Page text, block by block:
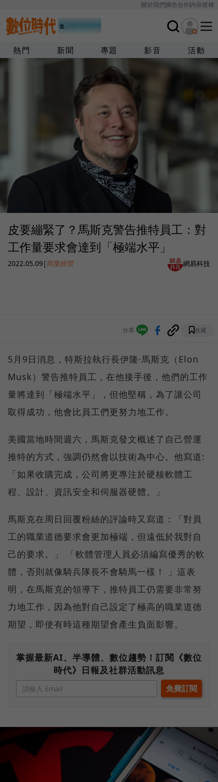
關於我們廣告合作內容授權
熱門 新聞 專題 影音 活動
皮要繃緊了？馬斯克警告推特員工：對
工作量要求會達到「極端水平」
2022.05.09|商業經營 網易科技
分享 收藏
5月9日消息，特斯拉執行長伊隆·馬斯克（Elon
Musk）警告推特員工，在他接手後，他們的工作
量將達到「極端水平」，但他堅稱，為了讓公司
取得成功，他會比員工們更努力地工作。
美國當地時間週六，馬斯克發文概述了自己營運
推特的方式，強調仍然會以技術為中心。他寫道:
「如果收購完成，公司將更專注於硬核軟體工
程、設計、資訊安全和伺服器硬體。」
馬斯克在周日回覆粉絲的評論時又寫道：「對員
工的職業道德要求會更加極端，但遠低於我對自
己的要求。」 「軟體管理人員必須編寫優秀的軟
體，否則就像騎兵隊長不會騎馬一樣！ 」這表
明，在馬斯克的領導下，推特員工仍需要非常努
力地工作，因為他對自己設定了極高的職業道德
期望，即使有時這種期望會產生負面影響。
掌握最新AI、半導體、數位趨勢！訂閱《數位
時代》日報及社群活動訊息